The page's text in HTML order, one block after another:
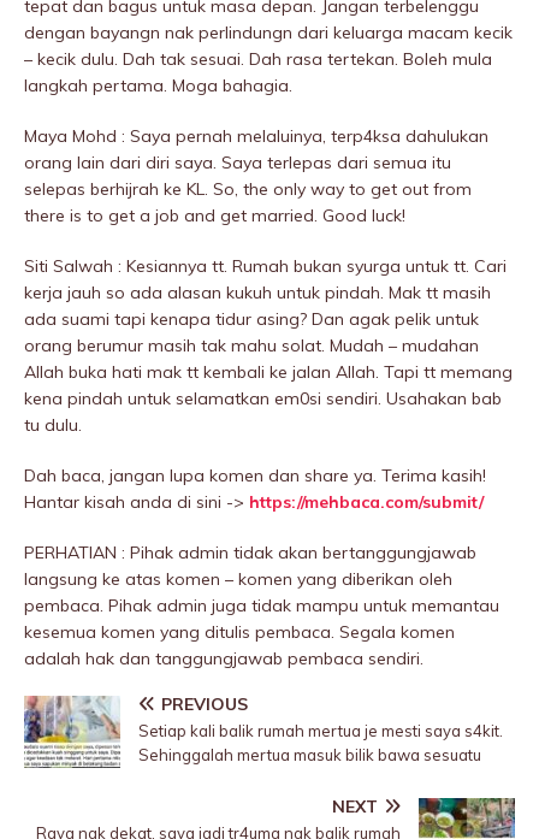
tepat dan bagus untuk masa depan. Jangan terbelenggu
dengan bayangn nak perlindungn dari keluarga macam kecik
– kecik dulu. Dah tak sesuai. Dah rasa tertekan. Boleh mula
langkah pertama. Moga bahagia.
Maya Mohd : Saya pernah melaluinya, terp4ksa dahuIukan
orang lain dari diri saya. Saya terlepas dari semua itu
selepas berhijrah ke KL. So, the only way to get out from
there is to get a job and get married. Good luck!
Siti Salwah : Kesiannya tt. Rumah bukan syurga untuk tt. Cari
kerja jauh so ada alasan kukuh untuk pindah. Mak tt masih
ada suami tapi kenapa tidur asing? Dan agak pelik untuk
orang berumur masih tak mahu solat. Mudah – mudahan
Allah buka hati mak tt kembali ke jalan Allah. Tapi tt memang
kena pindah untuk selamatkan em0si sendiri. Usahakan bab
tu dulu.
Dah baca, jangan lupa komen dan share ya. Terima kasih!
Hantar kisah anda di sini -> https://mehbaca.com/submit/
PERHATIAN : Pihak admin tidak akan bertanggungjawab
langsung ke atas komen – komen yang diberikan oleh
pembaca. Pihak admin juga tidak mampu untuk memantau
kesemua komen yang ditulis pembaca. Segala komen
adalah hak dan tanggungjawab pembaca sendiri.
PREVIOUS
Setiap kali balik rumah mertua je mesti saya s4kit.
Sehinggalah mertua masuk bilik bawa sesuatu
NEXT
Raya nak dekat, saya jadi tr4uma nak balik rumah